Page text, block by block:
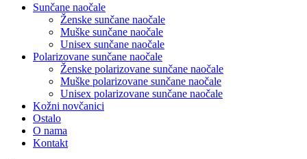
Sunčane naočale
Ženske sunčane naočale
Muške sunčane naočale
Unisex sunčane naočale
Polarizovane sunčane naočale
Ženske polarizovane sunčane naočale
Muške polarizovane sunčane naočale
Unisex polarizovane sunčane naočale
Kožni novčanici
Ostalo
O nama
Kontakt